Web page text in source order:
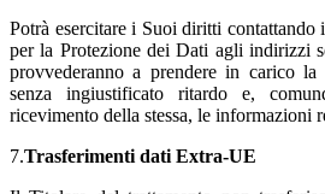
Potrà esercitare i Suoi diritti
per la Protezione dei Dati agli indirizzi
provvederanno a prendere in carico
senza ingiustificato ritardo e,
ricevimento della stessa, le informazioni
7.Trasferimenti dati Extra-UE